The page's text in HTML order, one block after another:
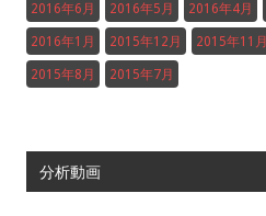
2016年6月 2016年5月 2016年4月
2016年1月 2015年12月 2015年11月
2015年8月 2015年7月
分析動画